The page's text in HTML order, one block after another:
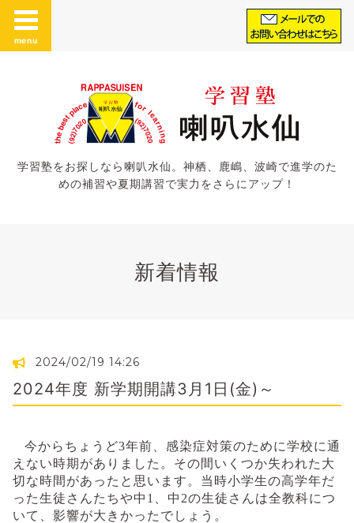
menu
学習塾をお探しなら喇叭水仙。神栖、鹿嶋、波崎で進学のた
めの補習や夏期講習で実力をさらにアップ！
新着情報
2024/02/19 14:26
2024年度 新学期開講3月1日(金)～
今からちょうど3年前、感染症対策のために学校に通
えない時期がありました。その間いくつか失われた大
切な時間があったと思います。当時小学生の高学年だ
った生徒さんたちや中 1 、中 2の生徒さんは全教科につ
いて、影響が大きかったでしょう。